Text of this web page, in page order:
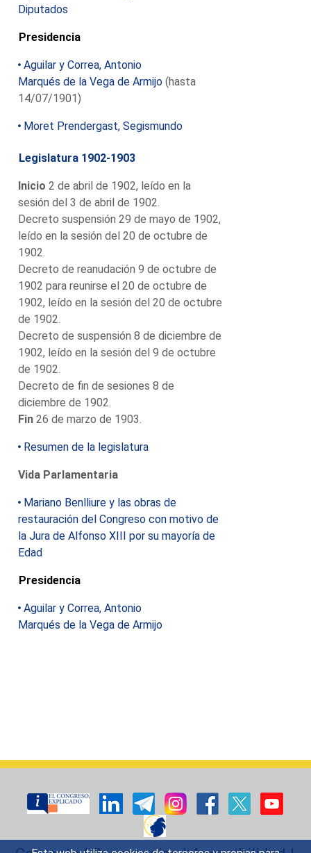
Diputados
Presidencia
Aguilar y Correa, Antonio
Marqués de la Vega de Armijo (hasta
14/07/1901)
Moret Prendergast, Segismundo
Legislatura 1902-1903
Inicio 2 de abril de 1902, leído en la
sesión del 3 de abril de 1902.
Decreto suspensión 29 de mayo de 1902,
leído en la sesión del 20 de octubre de
1902.
Decreto de reanudación 9 de octubre de
1902 para reunirse el 20 de octubre de
1902, leído en la sesión del 20 de octubre
de 1902.
Decreto de suspensión 8 de diciembre de
1902, leído en la sesión del 9 de octubre
de 1902.
Decreto de fin de sesiones 8 de
diciembre de 1902.
Fin 26 de marzo de 1903.
Resumen de la legislatura
Vida Parlamentaria
Mariano Benlliure y las obras de
restauración del Congreso con motivo de
la Jura de Alfonso XIII por su mayoría de
Edad
Presidencia
Aguilar y Correa, Antonio
Marqués de la Vega de Armijo